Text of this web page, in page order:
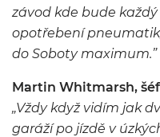
závod kde bude
opotřebení
do Soboty maximum.”
Martin Whitmarsh,
„Vždy když vidím jak
garáží po jízdě v